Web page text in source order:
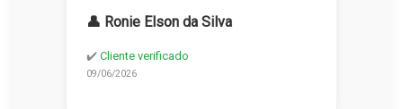
👤 Ronie Elson da Silva
✔️ Cliente verificado
09/06/2026